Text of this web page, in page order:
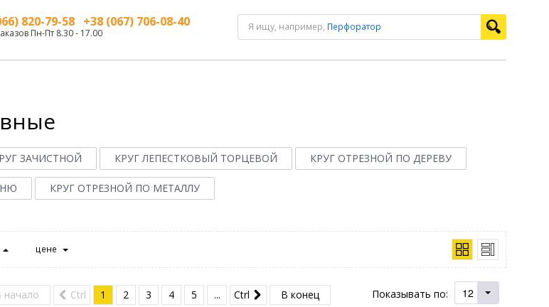
820-79-58 +38 (067) 706-08-40
Пн-Пт 8.30 - 17.00
Я ищу, например, Перфоратор
ЗАЧИСТНОЙ КРУГ ЛЕПЕСТКОВЫЙ ТОРЦЕВОЙ КРУГ ОТРЕЗНОЙ ПО ДЕРЕВУ
КРУГ ОТРЕЗНОЙ ПО МЕТАЛЛУ
цене
Показывать по: 12
начало Ctrl 1 2 3 4 5 ... Ctrl В конец